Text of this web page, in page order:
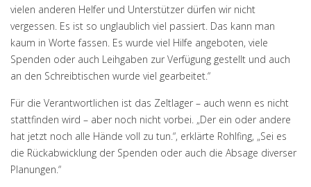
vielen anderen Helfer und Unterstützer dürfen wir nicht
vergessen. Es ist so unglaublich viel passiert. Das kann man
kaum in Worte fassen. Es wurde viel Hilfe angeboten, viele
Spenden oder auch Leihgaben zur Verfügung gestellt und auch
an den Schreibtischen wurde viel gearbeitet.“
Für die Verantwortlichen ist das Zeltlager – auch wenn es nicht
stattfinden wird – aber noch nicht vorbei. „Der ein oder andere
hat jetzt noch alle Hände voll zu tun.“, erklärte Rohlfing, „Sei es
die Rückabwicklung der Spenden oder auch die Absage diverser
Planungen.“